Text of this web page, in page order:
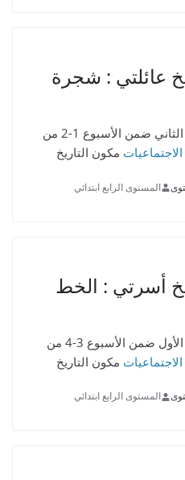
عائلتي : شجرة
ينتمي هذا الدرس إلى المجال الثاني ضمن الأسبوع 1-2 من
الاجتماعيات مكون التاريخ
المستوى الرابع ابتدائي
أسرتي : الخط
ينتمي هذا الدرس إلى المجال الأول ضمن الأسبوع 3-4 من
الاجتماعيات مكون التاريخ
المستوى الرابع ابتدائي